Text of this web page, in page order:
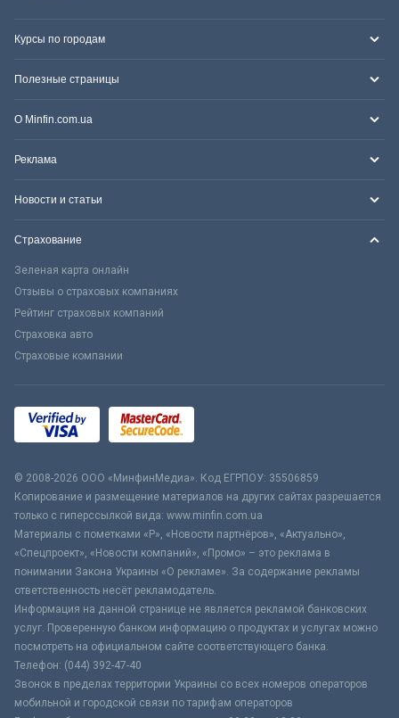
Курсы по городам
Полезные страницы
О Minfin.com.ua
Реклама
Новости и статьи
Страхование
Зеленая карта онлайн
Отзывы о страховых компаниях
Рейтинг страховых компаний
Страховка авто
Страховые компании
© 2008-2026 ООО «МинфинМедиа». Код ЕГРПОУ: 35506859
Копирование и размещение материалов на других сайтах разрешается
только с гиперссылкой вида: www.minfin.com.ua
Материалы с пометками «Р», «Новости партнёров», «Актуально»,
«Спецпроект», «Новости компаний», «Промо» – это реклама в
понимании Закона Украины «О рекламе». За содержание рекламы
ответственность несёт рекламодатель.
Информация на данной странице не является рекламой банковских
услуг. Проверенную банком информацию о продуктах и услугах можно
посмотреть на официальном сайте соответствующего банка.
Телефон: (044) 392-47-40
Звонок в пределах территории Украины со всех номеров операторов
мобильной и городской связи по тарифам операторов